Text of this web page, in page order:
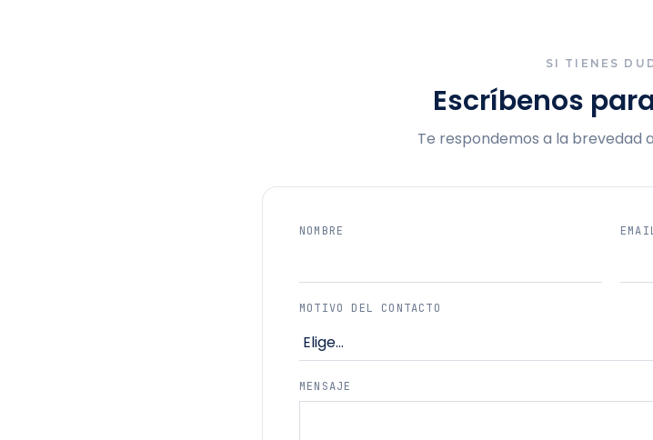
SI TIENES
Escríbenos
Te respondemos a la brevedad
NOMBRE
MOTIVO DEL CONTACTO
MENSAJE